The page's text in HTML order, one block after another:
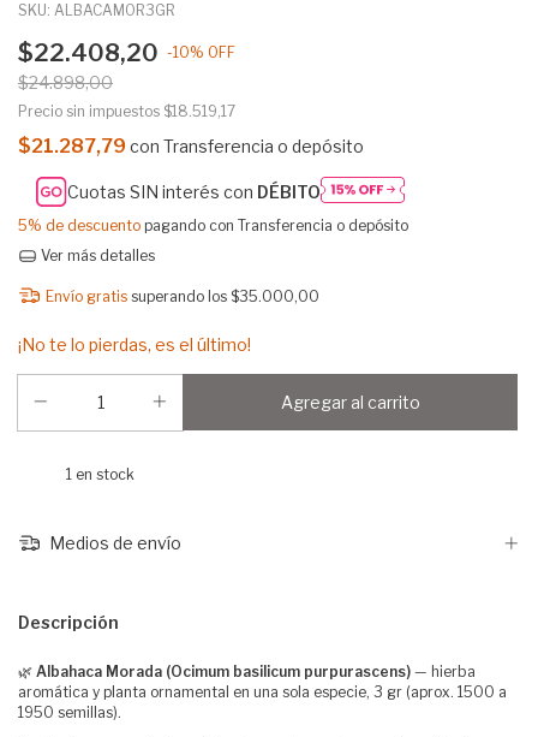
SKU: ALBACAMOR3GR
$22.408,20 -10% OFF
$24.898,00
Precio sin impuestos $18.519,17
$21.287,79 con Transferencia o depósito
Cuotas SIN interés con DÉBITO
5% de descuento pagando con Transferencia o depósito
Ver más detalles
Envío gratis superando los $35.000,00
¡No te lo pierdas, es el último!
1 en stock
Medios de envío
Descripción
🌿 Albahaca Morada (Ocimum basilicum purpurascens) — hierba
aromática y planta ornamental en una sola especie, 3 gr (aprox. 1500 a
1950 semillas).